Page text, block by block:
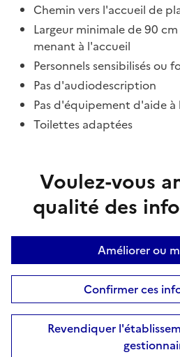
Chemin vers l'accueil de
Largeur minimale de 90
menant à l'accueil
Personnels sensibilisés ou
Pas d'audiodescription
Pas d'équipement d'aide
Toilettes adaptées
Voulez-vous
qualité des
Améliorer ou
Confirmer ces
Revendiquer